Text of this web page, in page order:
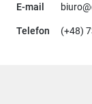
E-mail
Telefon (+48)